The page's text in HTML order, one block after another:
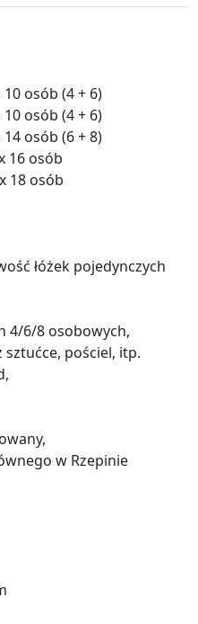
osób (4 + 6)
osób (4 + 6)
osób (6 + 8)
16 osób
18 osób
łóżek pojedynczych
4/6/8 osobowych,
sztućce, pościel, itp.
w Rzepinie